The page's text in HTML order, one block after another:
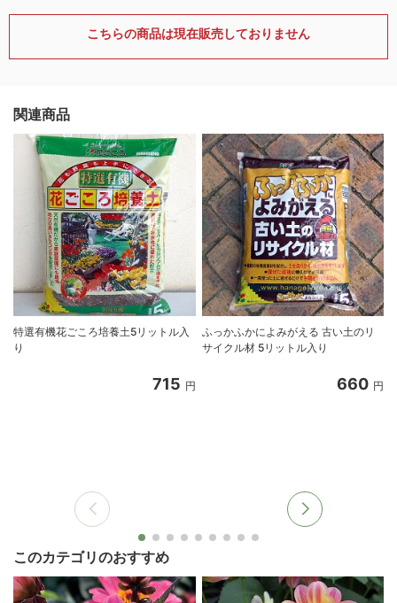
こちらの商品は現在販売しておりません
関連商品
特選有機花ごころ培養土5リットル入
り
715 円
ふっかふかによみがえる 古い土のリ
サイクル材 5リットル入り
660 円
このカテゴリのおすすめ